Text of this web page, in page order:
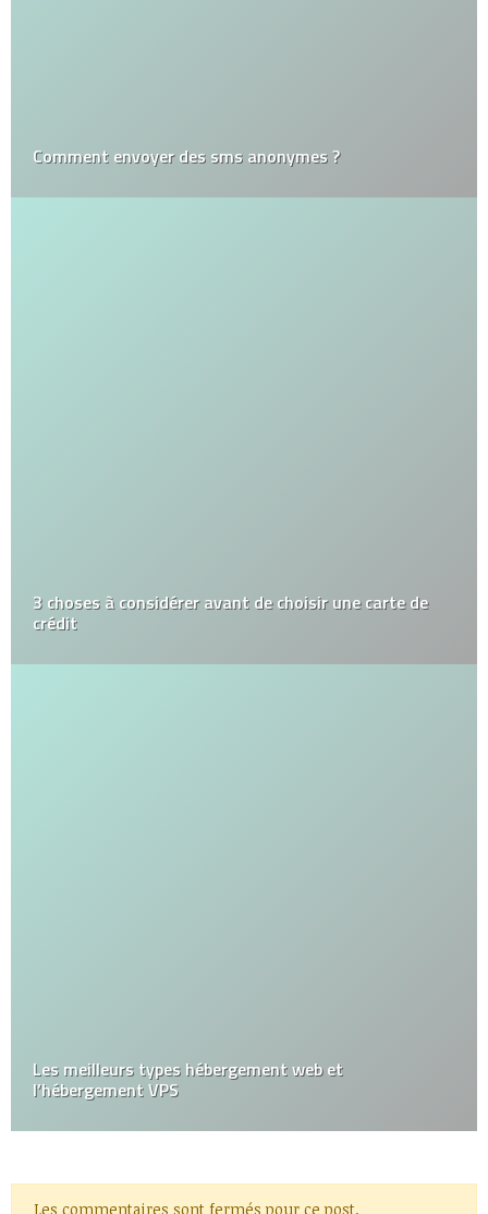
Comment envoyer des sms anonymes ?
3 choses à considérer avant de choisir une carte de
crédit
Les meilleurs types hébergement web et
l’hébergement VPS
Les commentaires sont fermés pour ce post.